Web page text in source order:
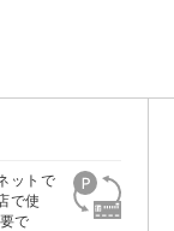
ットで
で使
で